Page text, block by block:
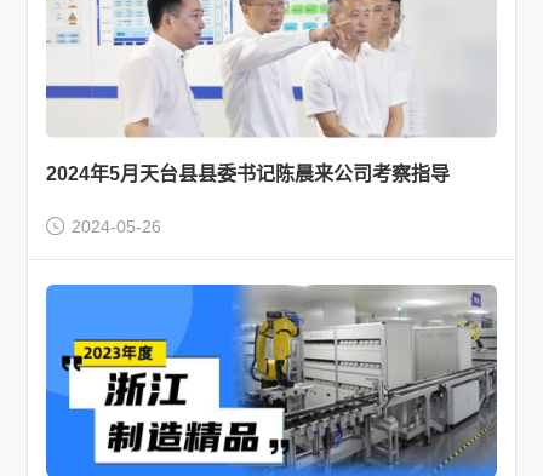
2024年5月天台县县委书记陈晨来公司考察指导
2024-05-26